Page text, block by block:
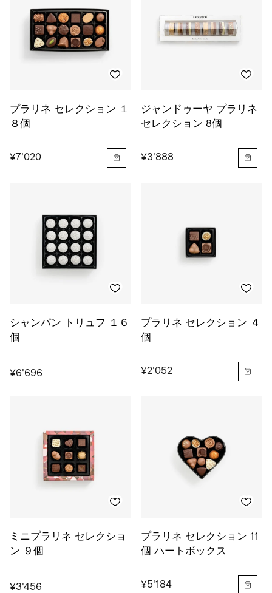
プラリネ セレクション １
８個
¥7'020
ジャンドゥーヤ プラリネ
セレクション 8個
¥3'888
シャンパン トリュフ １６
個
¥6'696
プラリネ セレクション ４
個
¥2'052
ミニプラリネ セレクショ
ン ９個
¥3'456
プラリネ セレクション 11
個 ハートボックス
¥5'184